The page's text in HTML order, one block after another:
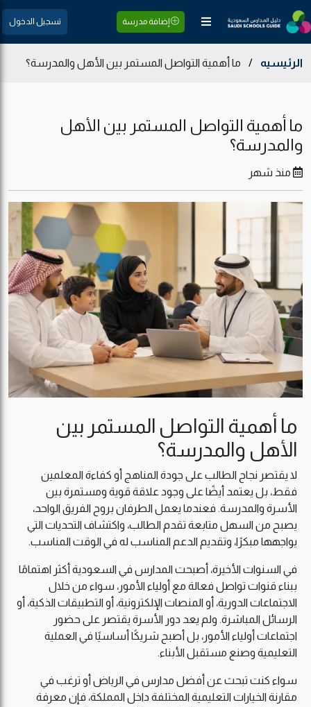
إضافة مدرسة تسجيل الدخول
الرئيسيه / ما أهمية التواصل المستمر بين الأهل والمدرسة؟
ما أهمية التواصل المستمر بين الأهل
والمدرسة؟
منذ شهر
ما أهمية التواصل المستمر بين
الأهل والمدرسة؟
لا يقتصر نجاح الطالب على جودة المناهج أو كفاءة المعلمين
فقط، بل يعتمد أيضًا على وجود علاقة قوية ومستمرة بين
الأسرة والمدرسة. فعندما يعمل الطرفان بروح الفريق الواحد،
يصبح من السهل متابعة تقدم الطالب، واكتشاف التحديات التي
يواجهها مبكرًا، وتقديم الدعم المناسب له في الوقت المناسب.
في السنوات الأخيرة، أصبحت المدارس في السعودية أكثر اهتمامًا
ببناء قنوات تواصل فعالة مع أولياء الأمور، سواء من خلال
الاجتماعات الدورية، أو المنصات الإلكترونية، أو التطبيقات الذكية، أو
الرسائل المباشرة. ولم يعد دور الأسرة يقتصر على حضور
اجتماعات أولياء الأمور، بل أصبح شريكًا أساسيًا في العملية
التعليمية وصنع مستقبل الأبناء.
سواء كنت تبحث عن أفضل مدارس في الرياض أو ترغب في
مقارنة الخيارات التعليمية المختلفة داخل المملكة، فإن معرفة